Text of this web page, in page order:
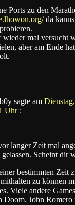
Ports zu den
da
wieder mal versucht
aber am Ende
sagte am
Uhr :
langer Zeit mal
Scheint dir
bestimmten Zeit
zu können
Viele andere
Doom. John Romero